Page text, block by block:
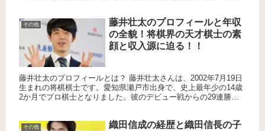
その他
藤井壮太のプロフィールと年収
の全貌！将棋界の天才棋士の素
顔と収入源に迫る！！
藤井壮太のプロフィールとは？ 藤井壮太さんは、2002年7月19日
生まれの将棋棋士です。愛知県瀬戸市出身で、史上最年少の14歳
2か月でプロ棋士となりました。彼のデビュー戦からの29連勝
その他
織田信成の経歴と織田信長の子